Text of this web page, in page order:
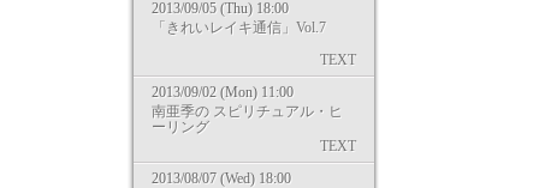
2013/09/05 (Thu) 18:00
「きれいレイキ通信」Vol.7
TEXT
2013/09/02 (Mon) 11:00
南亜季の スピリチュアル・ヒ
ーリング
TEXT
2013/08/07 (Wed) 18:00